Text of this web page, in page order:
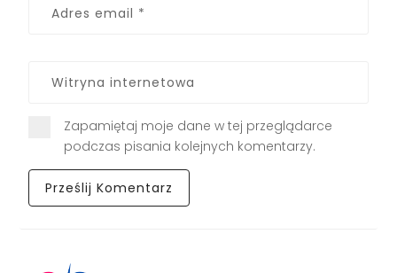
Zapamiętaj moje dane w tej przeglądarce
podczas pisania kolejnych komentarzy.